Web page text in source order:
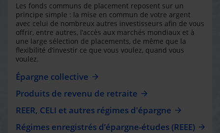
Les fonds communs de placement reposent sur un
principe simple : la mise en commun de votre argent
avec celui de nombreux autres investisseurs afin de vous
offrir, entre autres, l’accès aux marchés mondiaux et à
une large sélection de placements, de même que la
flexibilité d’investir ce que vous voulez, quand vous
voulez.
Épargne collective
Produits de revenu de retraite
REER, CELI et autres régimes d'épargne
Régimes enregistrés d’épargne-études (REEE)